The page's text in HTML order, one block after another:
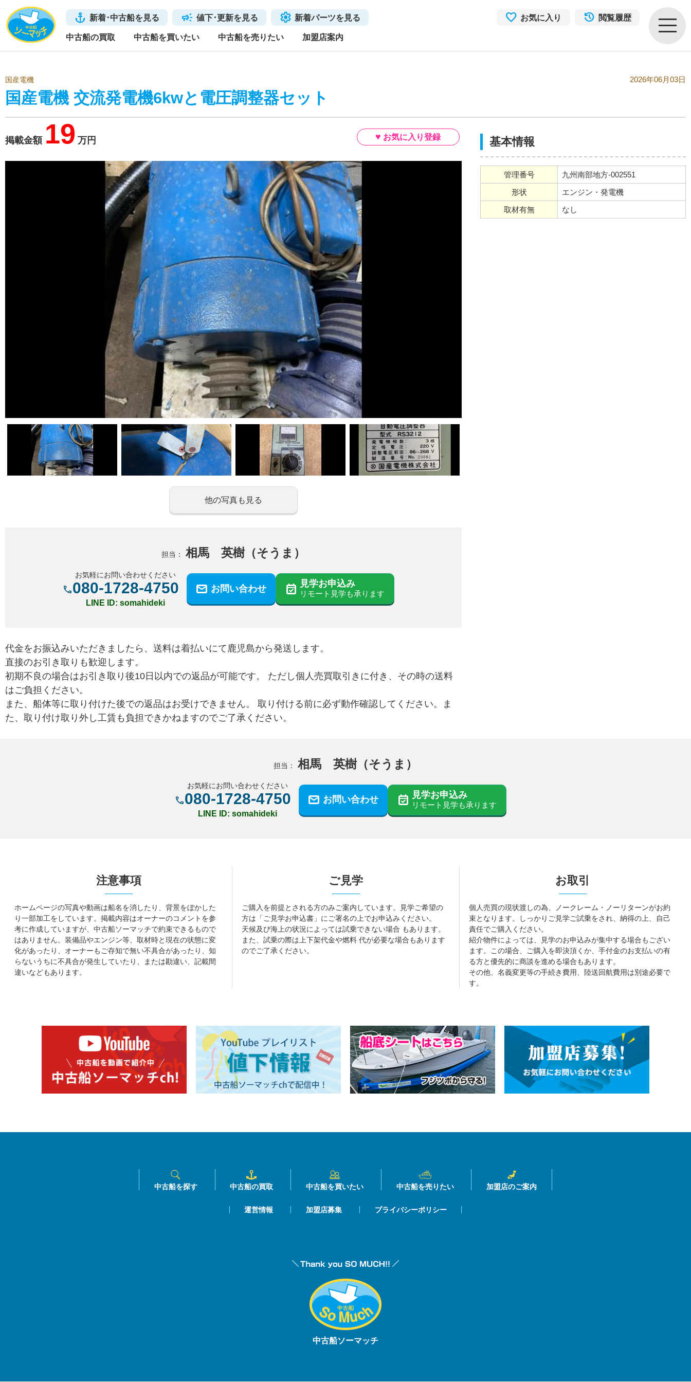
新着･中古船を見る 値下･更新を見る 新着パーツを見る お気に入り 閲覧履歴
中古船の買取 中古船を買いたい 中古船を売りたい 加盟店案内
国産電機 2026年06月03日
国産電機 交流発電機6kwと電圧調整器セット
掲載金額 19 万円
他の写真も見る
基本情報
管理番号
九州南部地方-002551
形状
エンジン・発電機
取材有無
なし
担当： 相馬 英樹（そうま）
お気軽にお問い合わせください
080-1728-4750
LINE ID: somahideki
お問い合わせ 見学お申込み
リモート見学も承ります
代金をお振込みいただきましたら、送料は着払いにて鹿児島から発送します。
直接のお引き取りも歓迎します。
初期不良の場合はお引き取り後10日以内での返品が可能です。 ただし個人売買取引きに付き、その時の送料
はご負担ください。
また、船体等に取り付けた後での返品はお受けできません。 取り付ける前に必ず動作確認してください。ま
た、取り付け取り外し工賃も負担できかねますのでご了承ください。
担当： 相馬 英樹（そうま）
お気軽にお問い合わせください
080-1728-4750
LINE ID: somahideki
お問い合わせ 見学お申込み
リモート見学も承ります
注意事項
ホームページの写真や動画は船名を消したり、背景をぼかした
り一部加工をしています。掲載内容はオーナーのコメントを参
考に作成していますが、中古船ソーマッチで約束できるもので
はありません。装備品やエンジン等、取材時と現在の状態に変
化があったり、オーナーもご存知で無い不具合があったり、知
らないうちに不具合が発生していたり、または勘違い、記載間
違いなどもあります。
ご見学
ご購入を前提とされる方のみご案内しています。見学ご希望の
方は「ご見学お申込書」にご署名の上でお申込みください。
天候及び海上の状況によっては試乗できない場合 もあります。
また、試乗の際は上下架代金や燃料 代が必要な場合もあります
のでご了承ください。
お取引
個人売買の現状渡しの為、ノークレーム・ノーリターンがお約
束となります。しっかりご見学ご試乗をされ、納得の上、自己
責任でご購入ください。
紹介物件によっては、見学のお申込みが集中する場合もござい
ます。この場合、ご購入を即決頂くか、手付金のお支払いの有
る方と優先的に商談を進める場合もあります。
その他、名義変更等の手続き費用、陸送回航費用は別途必要で
す。
中古船を探す 中古船の買取 中古船を買いたい 中古船を売りたい 加盟店のご案内
運営情報 加盟店募集 プライバシーポリシー
中古船ソーマッチ